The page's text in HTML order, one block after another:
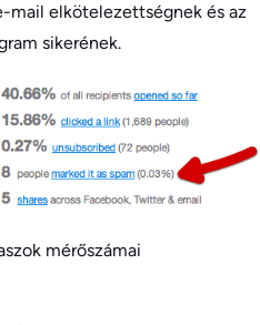
mail elkötelezettségnek és az
sikerének.
mérőszámai